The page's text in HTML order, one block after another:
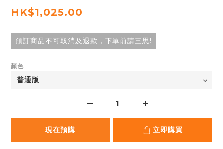
HK$1,025.00
預訂商品不可取消及退款，下單前請三思!
顏色
現在預購 立即購買